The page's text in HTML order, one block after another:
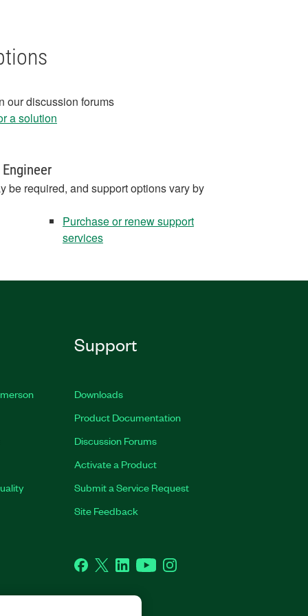
our discussion forums
a solution
be required, and support options vary by
Purchase or renew support
services
Support
Downloads
Product Documentation
Discussion Forums
Activate a Product
Submit a Service Request
Site Feedback
Facebook
TwitterLinkedInYouTubeInstagram